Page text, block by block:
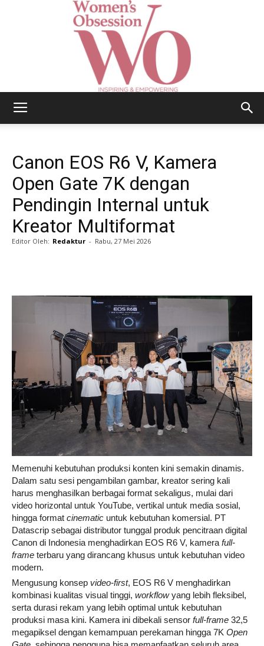
Obsession
|
Career
Style
Canon EOS R6 V, Kamera
Open Gate 7K dengan
Pendingin Internal untuk
Kreator Multiformat
Editor Oleh: Redaktur - Rabu, 27 Mei 2026
Memenuhi kebutuhan produksi konten kini semakin dinamis.
Dalam satu sesi pengambilan gambar, kreator sering kali
harus menghasilkan berbagai format sekaligus, mulai dari
video horizontal untuk YouTube, vertikal untuk media sosial,
hingga format cinematic untuk kebutuhan komersial. PT
Datascrip sebagai distributor tunggal produk pencitraan digital
Canon di Indonesia menghadirkan EOS R6 V, kamera full-
frame terbaru yang dirancang khusus untuk kebutuhan video
modern.
Mengusung konsep video-first, EOS R6 V menghadirkan
kombinasi kualitas visual tinggi, workflowyang lebih fleksibel,
serta durasi rekam yang lebih optimal untuk kebutuhan
produksi masa kini. Kamera ini dibekali sensor full-frame 32,5
megapiksel dengan kemampuan perekaman hingga 7K Open